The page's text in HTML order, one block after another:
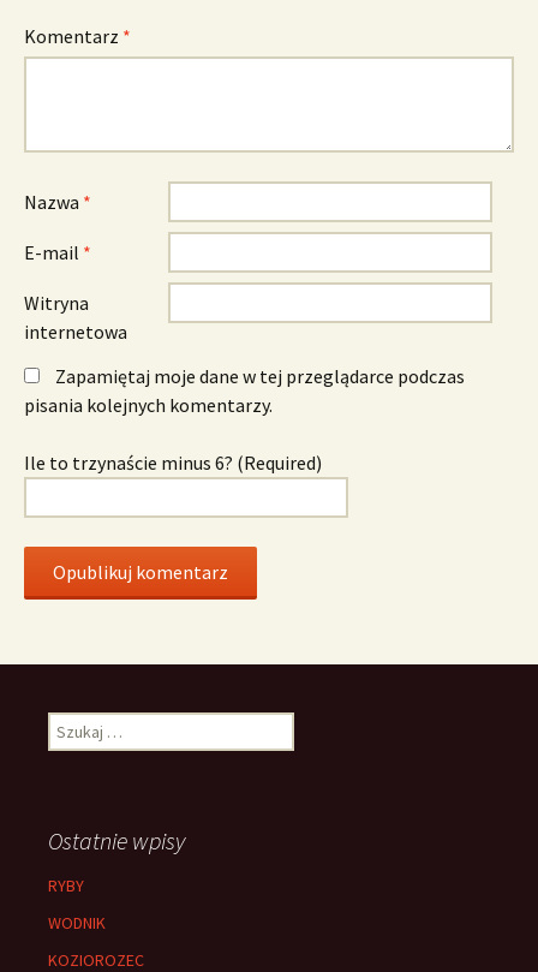
Komentarz *
Nazwa *
E-mail *
Witryna
internetowa
Zapamiętaj moje dane w tej przeglądarce podczas
pisania kolejnych komentarzy.
Ile to trzynaście minus 6? (Required)
Szukaj:
Ostatnie wpisy
RYBY
WODNIK
KOZIOROZEC